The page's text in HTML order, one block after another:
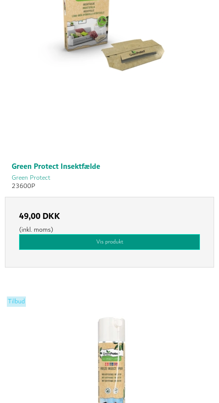
Green Protect Insektfælde
Green Protect
23600P
49,00 DKK
(inkl. moms)
Vis produkt
Tilbud